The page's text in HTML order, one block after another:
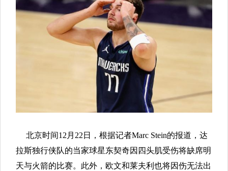
北京时间12月22日，根据记者Marc Stein的报道，达
拉斯独行侠队的当家球星东契奇因四头肌受伤将缺席明
天与火箭的比赛。此外，欧文和莱夫利也将因伤无法出